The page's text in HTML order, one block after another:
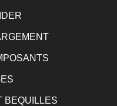
BEQUILLES